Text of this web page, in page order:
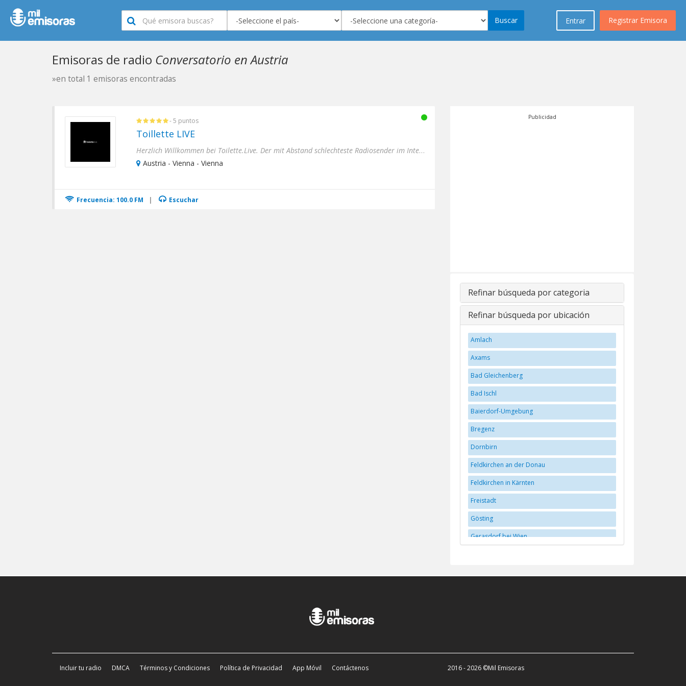
Registrar Emisora
Entrar
Buscar
Emisoras de radio Conversatorio en Austria
»en total 1 emisoras encontradas
- 5 puntos
Toillette LIVE
Herzlich Willkommen bei Toilette.Live. Der mit Abstand schlechteste Radiosender im Internet. Betrieben von zwei Radio...
Austria - Vienna - Vienna
Frecuencia: 100.0 FM | Escuchar
Publicidad
Refinar búsqueda por categoria
Refinar búsqueda por ubicación
Amlach
Axams
Bad Gleichenberg
Bad Ischl
Baierdorf-Umgebung
Bregenz
Dornbirn
Feldkirchen an der Donau
Feldkirchen in Kärnten
Freistadt
Gösting
Gerasdorf bei Wien
Incluir tu radio DMCA Términos y Condiciones Política de Privacidad App Móvil Contáctenos 2016 - 2026 ©Mil Emisoras